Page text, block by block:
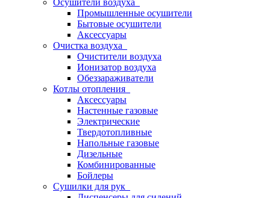
Осушители воздуха
Промышленные осушители
Бытовые осушители
Аксессуары
Очистка воздуха
Очистители воздуха
Ионизатор воздуха
Обеззараживатели
Котлы отопления
Аксессуары
Настенные газовые
Электрические
Твердотопливные
Напольные газовые
Дизельные
Комбинированные
Бойлеры
Сушилки для рук